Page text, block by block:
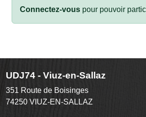
Connectez-vous pour pouvoir
UDJ74 - Viuz-en-Sallaz
351 Route de Boisinges
74250 VIUZ-EN-SALLAZ